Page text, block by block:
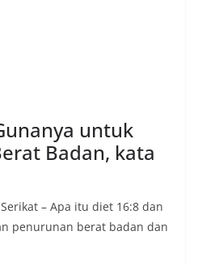
untuk
Badan, kata
– Apa itu diet 16:8 dan
penurunan berat badan dan